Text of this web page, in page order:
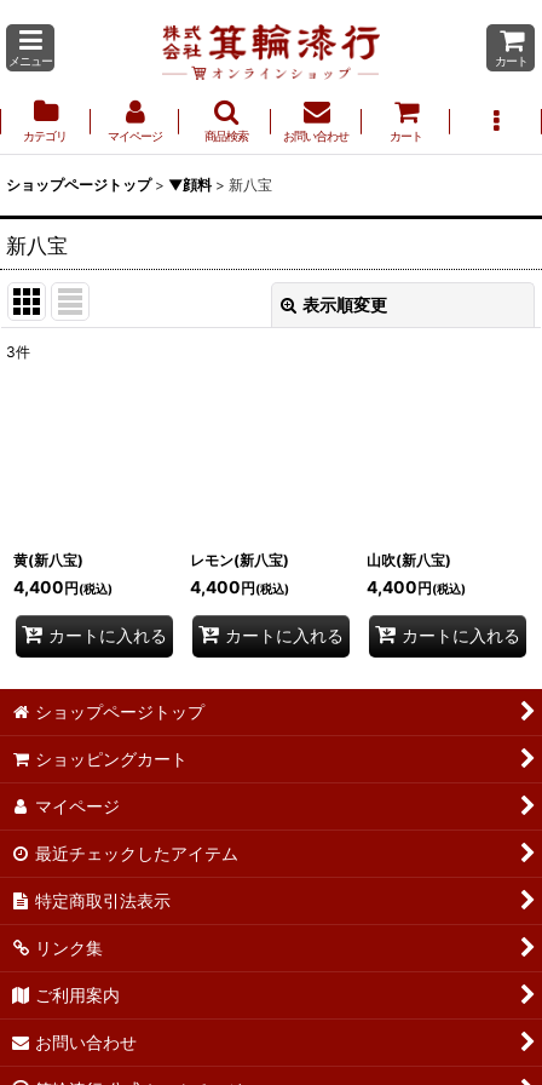
メニュー カート
カテゴリ マイページ 商品検索 お問い合わせ カート
ショップページトップ > ▼顔料 > 新八宝
新八宝
表示順変更
3件
黄(新八宝)
4,400円(税込)
カートに入れる
レモン(新八宝)
4,400円(税込)
カートに入れる
山吹(新八宝)
4,400円(税込)
カートに入れる
ショップページトップ
ショッピングカート
マイページ
最近チェックしたアイテム
特定商取引法表示
リンク集
ご利用案内
お問い合わせ